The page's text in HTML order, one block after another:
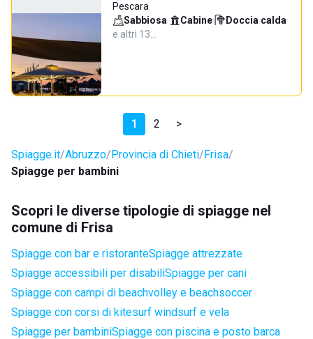
Pescara
Sabbiosa· Cabine· Doccia calda·
e altri 13…
1 2 >
Spiagge.it Abruzzo Provincia di Chieti Frisa
Spiagge per bambini
Scopri le diverse tipologie di spiagge nel
comune di Frisa
Spiagge con bar e ristoranteSpiagge attrezzate
Spiagge accessibili per disabiliSpiagge per cani
Spiagge con campi di beachvolley e beachsoccer
Spiagge con corsi di kitesurf windsurf e vela
Spiagge per bambiniSpiagge con piscina e posto barca